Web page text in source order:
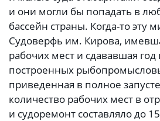
и они могли бы попадать в
бассейн страны. Когда-то эту
Судоверфь им. Кирова,
рабочих мест и сдававшая
построенных
приведенная в полное
количество рабочих мест в
и судоремонт составляло до